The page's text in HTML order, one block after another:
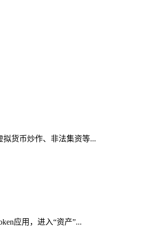
货币炒作、非法集资等...
应用，进入“资产”...